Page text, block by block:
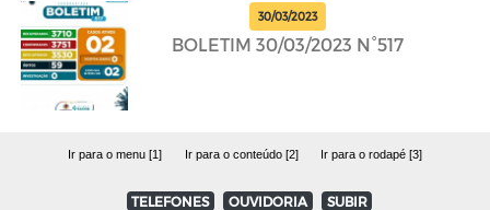
30/03/2023
BOLETIM 30/03/2023 N°517
Ir para o menu [1] Ir para o conteúdo [2] Ir para o rodapé [3]
TELEFONES OUVIDORIA SUBIR